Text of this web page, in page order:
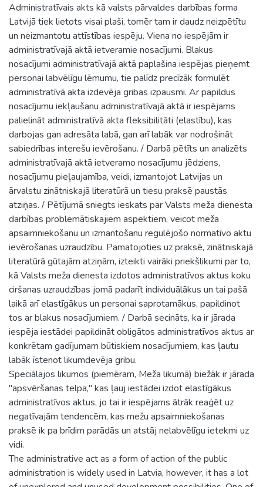
Administratīvais akts kā valsts pārvaldes darbības forma
Latvijā tiek lietots visai plaši, tomēr tam ir daudz neizpētītu
un neizmantotu attīstības iespēju. Viena no iespējām ir
administratīvajā aktā ietveramie nosacījumi. Blakus
nosacījumi administratīvajā aktā paplašina iespējas pieņemt
personai labvēlīgu lēmumu, tie palīdz precīzāk formulēt
administratīvā akta izdevēja gribas izpausmi. Ar papildus
nosacījumu iekļaušanu administratīvajā aktā ir iespējams
palielināt administratīvā akta fleksibilitāti (elastību), kas
darbojas gan adresāta labā, gan arī labāk var nodrošināt
sabiedrības interešu ievērošanu. / Darbā pētīts un analizēts
administratīvajā aktā ietveramo nosacījumu jēdziens,
nosacījumu pieļaujamība, veidi, izmantojot Latvijas un
ārvalstu zinātniskajā literatūrā un tiesu praksē paustās
atziņas. / Pētījumā sniegts ieskats par Valsts meža dienesta
darbības problemātiskajiem aspektiem, veicot meža
apsaimniekošanu un izmantošanu regulējošo normatīvo aktu
ievērošanas uzraudzību. Pamatojoties uz praksē, zinātniskajā
literatūrā gūtajām atziņām, izteikti vairāki priekšlikumi par to,
kā Valsts meža dienesta izdotos administratīvos aktus koku
ciršanas uzraudzības jomā padarīt individuālākus un tai pašā
laikā arī elastīgākus un personai saprotamākus, papildinot
tos ar blakus nosacījumiem. / Darbā secināts, ka ir jārada
iespēja iestādei papildināt obligātos administratīvos aktus ar
konkrētam gadījumam būtiskiem nosacījumiem, kas ļautu
labāk īstenot likumdevēja gribu.
Speciālajos likumos (piemēram, Meža likumā) biežāk ir jārada
"apsvēršanas telpa," kas ļauj iestādei izdot elastīgākus
administratīvos aktus, jo tai ir iespējams ātrāk reaģēt uz
negatīvajām tendencēm, kas mežu apsaimniekošanas
praksē ik pa brīdim parādās un atstāj nelabvēlīgu ietekmi uz
vidi.
The administrative act as a form of action of the public
administration is widely used in Latvia, however, it has a lot